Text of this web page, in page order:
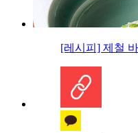
[레시피] 제철